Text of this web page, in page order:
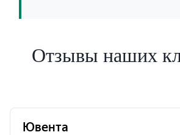
Отзывы наших